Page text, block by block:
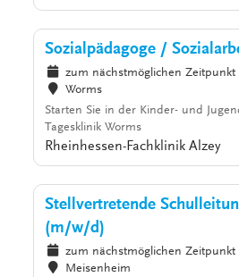
Sozialpädagoge /
zum nächstmöglichen Zeitpunkt
Worms
Starten Sie in der Kinder- und
Tagesklinik Worms
Rheinhessen-Fachklinik Alzey
Stellvertretende
(m/w/d)
zum nächstmöglichen Zeitpunkt
Meisenheim